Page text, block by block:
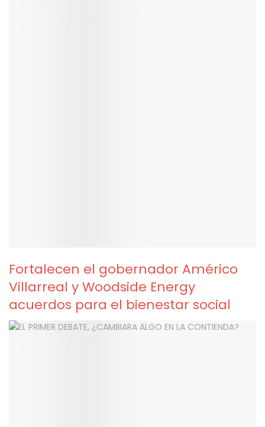
Fortalecen el gobernador Américo
Villarreal y Woodside Energy
acuerdos para el bienestar social